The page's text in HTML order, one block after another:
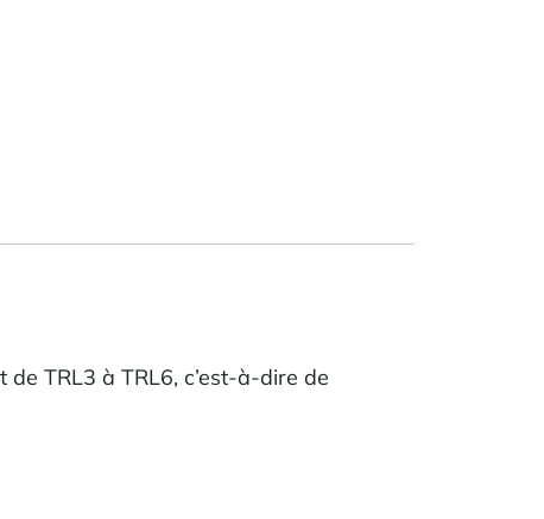
TRL3 à TRL6, c’est-à-dire de